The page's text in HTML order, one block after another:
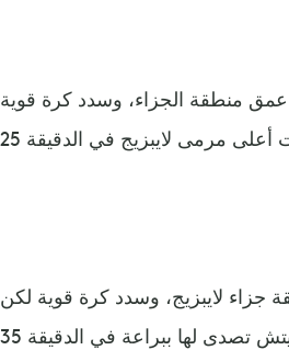
منطقة الجزاء، وسدد كرة قوية
لايبزيج، وسدد كرة قوية لكن